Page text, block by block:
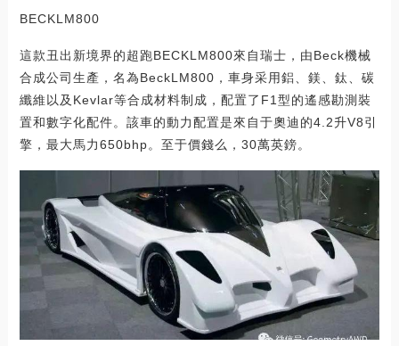
BECKLM800
這款丑出新境界的超跑BECKLM800來自瑞士，由Beck機械
合成公司生產，名為BeckLM800，車身采用鋁、鎂、鈦、碳
纖維以及Kevlar等合成材料制成，配置了F1型的遙感勘測裝
置和數字化配件。該車的動力配置是來自于奧迪的4.2升V8引
擎，最大馬力650bhp。至于價錢么，30萬英鎊。